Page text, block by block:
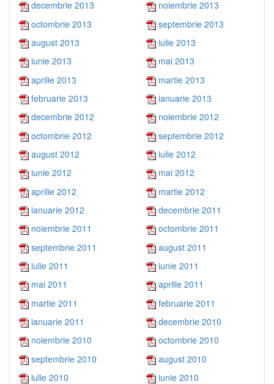
decembrie 2013
noiembrie 2013
octombrie 2013
septembrie 2013
august 2013
iulie 2013
iunie 2013
mai 2013
aprilie 2013
martie 2013
februarie 2013
ianuarie 2013
decembrie 2012
noiembrie 2012
octombrie 2012
septembrie 2012
august 2012
iulie 2012
iunie 2012
mai 2012
aprilie 2012
martie 2012
ianuarie 2012
decembrie 2011
noiembrie 2011
octombrie 2011
septembrie 2011
august 2011
iulie 2011
iunie 2011
mai 2011
aprilie 2011
martie 2011
februarie 2011
ianuarie 2011
decembrie 2010
noiembrie 2010
octombrie 2010
septembrie 2010
august 2010
iulie 2010
iunie 2010